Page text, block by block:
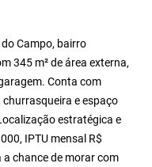
Campo, bairro
345 m² de área externa,
Conta com
e espaço
estratégica e
IPTU mensal R$
chance de morar com